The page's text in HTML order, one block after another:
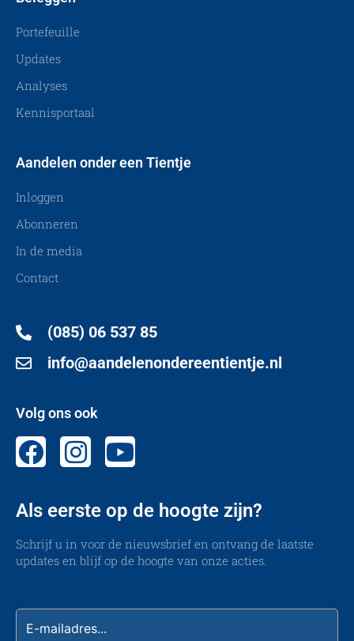
Portefeuille
Updates
Analyses
Kennisportaal
Aandelen onder een Tientje
Inloggen
Abonneren
In de media
Contact
(085) 06 537 85
info@aandelenondereentientje.nl
Volg ons ook
Als eerste op de hoogte zijn?
Schrijf u in voor de nieuwsbrief en ontvang de laatste
updates en blijf op de hoogte van onze acties.